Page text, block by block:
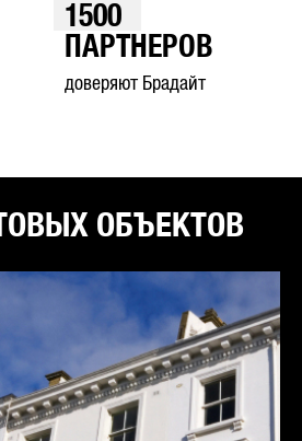
1500
ПАРТНЕРОВ
доверяют Брадайт
ОБЪЕКТОВ